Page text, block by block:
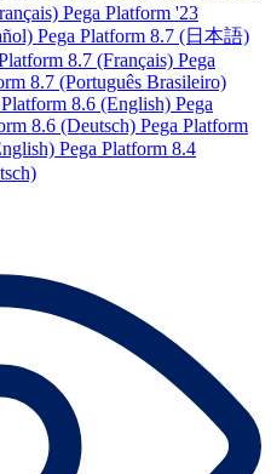
Pega Platform '23
Pega Platform 8.7 (日本語)
8.7 (Français) Pega
8.7 (Português Brasileiro)
Platform 8.6 (English) Pega
8.6 (Deutsch) Pega Platform
Pega Platform 8.4